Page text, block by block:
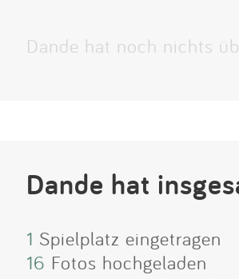
Dande hat noch nichts
Dande hat
1 Spielplatz eingetragen
16 Fotos hochgeladen